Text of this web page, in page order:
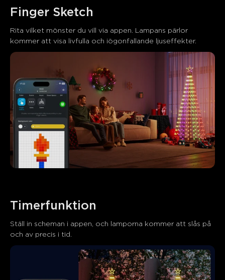
Finger Sketch
Rita vilket mönster du vill via appen. Lampans pärlor
kommer att visa livfulla och iögonfallande ljuseffekter.
Timerfunktion
Ställ in scheman i appen, och lamporna kommer att slås på
och av precis i tid.